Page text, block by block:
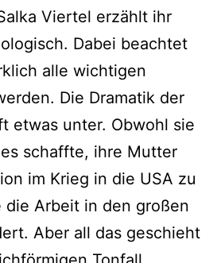
Viertel erzählt ihr
Dabei beachtet
alle wichtigen
Die Dramatik der
etwas unter. Obwohl sie
schaffte, ihre Mutter
im Krieg in die USA zu
die Arbeit in den großen
Aber all das geschieht